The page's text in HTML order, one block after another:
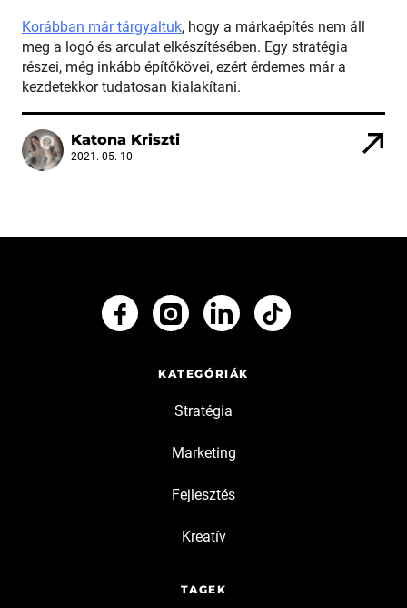
Korábban már tárgyaltuk, hogy a márkaépítés nem áll
meg a logó és arculat elkészítésében. Egy stratégia
részei, még inkább építőkövei, ezért érdemes már a
kezdetekkor tudatosan kialakítani.
Katona Kriszti
2021. 05. 10.
KATEGÓRIÁK
Stratégia
Marketing
Fejlesztés
Kreatív
TAGEK